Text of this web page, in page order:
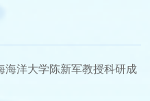
海洋大学陈新军教授科研成